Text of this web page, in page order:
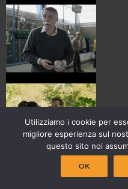
Utilizziamo i cookie per
migliore esperienza sul
questo sito noi
OK